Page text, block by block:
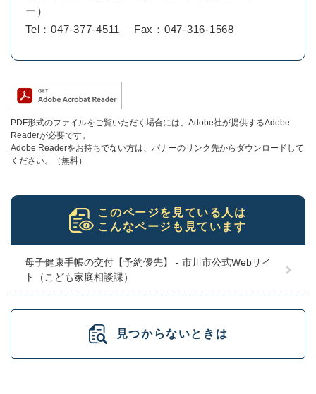
ー）
Tel：047-377-4511
Fax：047-316-1568
PDF形式のファイルをご覧いただく場合には、Adobe社が提供するAdobe
Readerが必要です。
Adobe Readerをお持ちでない方は、バナーのリンク先からダウンロードして
ください。（無料）
このページを見ている人は
こんなページも見ています
母子健康手帳の交付【予約優先】 - 市川市公式Webサイ
ト（こども家庭相談課）
見つからないときは